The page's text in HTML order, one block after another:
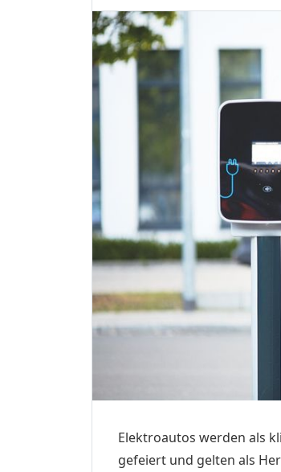
Elektroautos werden als
gefeiert und gelten als